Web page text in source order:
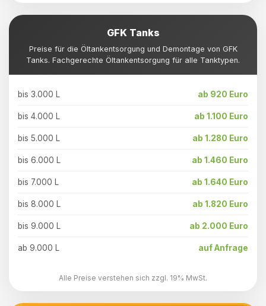
GFK Tanks
Preise für die Öltankentsorgung und Demontage von GFK
Tanks. Fachgerechte Öltankentsorgung für alle Tanktypen.
bis 3.000 L ab 920 Euro
bis 4.000 L ab 1.100 Euro
bis 5.000 L ab 1.280 Euro
bis 6.000 L ab 1.460 Euro
bis 7.000 L ab 1.640 Euro
bis 8.000 L ab 1.820 Euro
bis 9.000 L ab 2.000 Euro
ab 9.000 L auf Anfrage
Alle Preise verstehen sich zzgl. 19% MwSt.